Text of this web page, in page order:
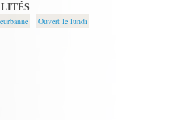
Ouvert le lundi